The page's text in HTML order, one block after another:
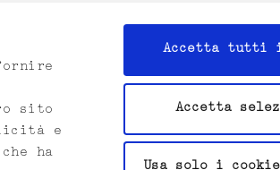
sito
e
ha
Accetta tutti
Accetta
Usa solo i